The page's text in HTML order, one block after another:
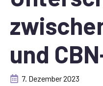
und
7. Dezember 2023